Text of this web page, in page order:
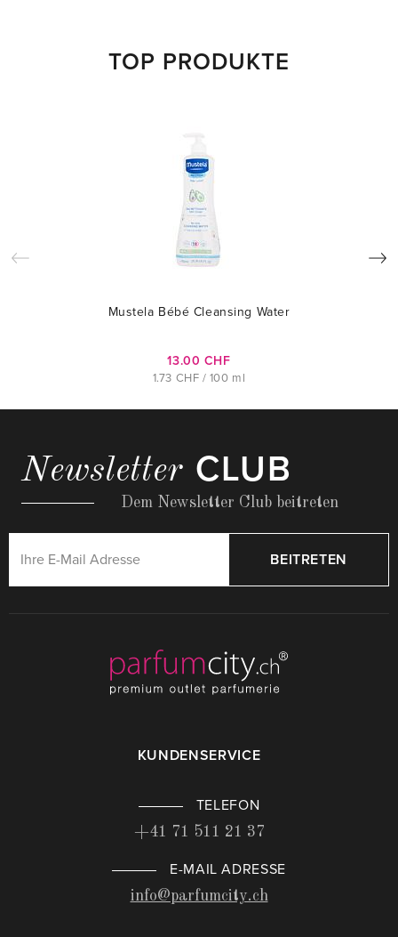
TOP PRODUKTE
Mustela Bébé Cleansing Water
13.00 CHF
1.73 CHF / 100 ml
Newsletter CLUB
Dem Newsletter Club beitreten
BEITRETEN
KUNDENSERVICE
TELEFON
+41 71 511 21 37
E-MAIL ADRESSE
info@parfumcity.ch